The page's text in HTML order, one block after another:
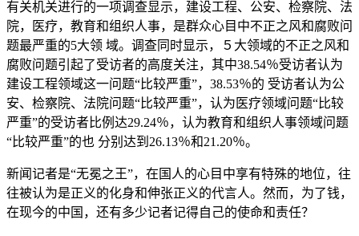
有关机关进行的一项调查显示，建设工程、公安、检察院、法
院，医疗，教育和组织人事，是群众心目中不正之风和腐败问
题最严重的5大领 域。调查同时显示，５大领域的不正之风和
腐败问题引起了受访者的高度关注，其中38.54％受访者认为
建设工程领域这一问题“比较严重”，38.53％的 受访者认为公
安、检察院、法院问题“比较严重”，认为医疗领域问题“比较
严重”的受访者比例达29.24％，认为教育和组织人事领域问题
“比较严重”的也 分别达到26.13％和21.20％。
新闻记者是“无冕之王”，在国人的心目中享有特殊的地位，往
往被认为是正义的化身和伸张正义的代言人。然而，为了钱，
在现今的中国，还有多少记者记得自己的使命和责任？